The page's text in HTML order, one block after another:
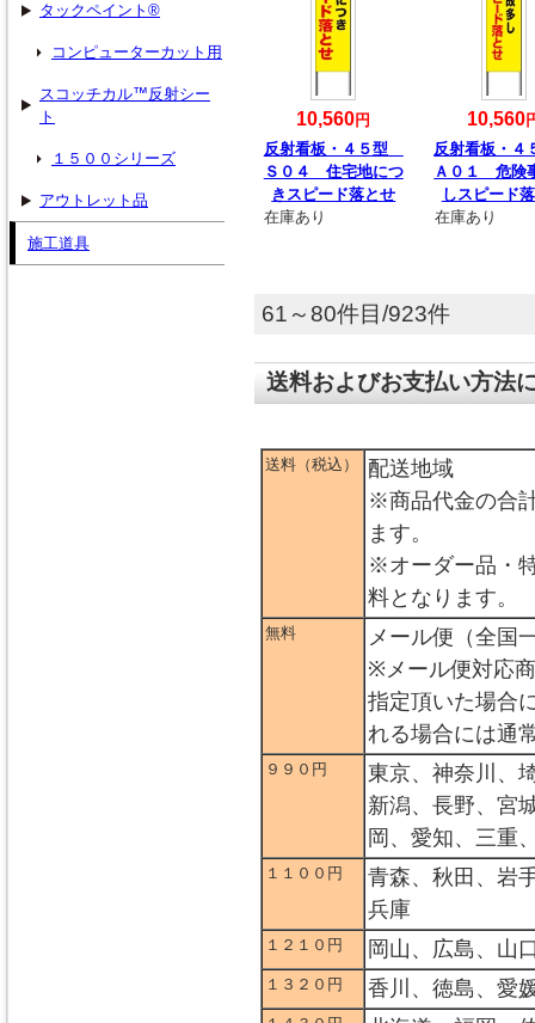
10,560円
反射看板・４５型
Ｓ０４ 住宅地につ
きスピード落とせ
在庫あり
10,560
反射看板・
Ａ０１ 危険
しスピード
在庫あり
61～80件目/923件
送料およびお支払い方法
送料（税込）
配送地域
※商品代金の合
ます。
※オーダー品・
料となります。
無料
メール便（全国
※メール便対応
指定頂いた場合
れる場合には通
９９０円
東京、神奈川、
新潟、長野、宮
岡、愛知、三重
１１００円
青森、秋田、岩
兵庫
１２１０円 岡山、広島、山
１３２０円 香川、徳島、愛
タックペイント®
コンピューターカット用
スコッチカル™反射シー
ト
１５００シリーズ
アウトレット品
施工道具